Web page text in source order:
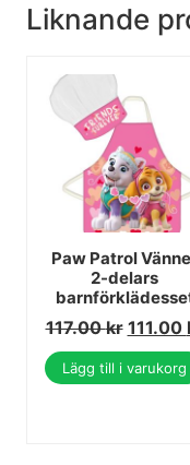
Liknande
Paw Patrol
2-delars
117.00kr 111.00
Lägg till i varukorg